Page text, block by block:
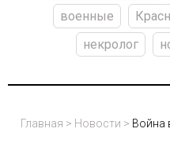
военные
некролог
Главная > Новости > Война